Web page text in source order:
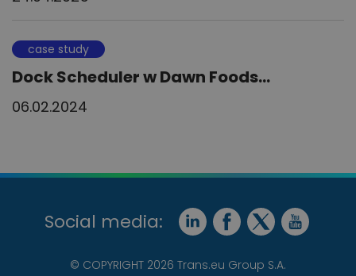
case study
Dock Scheduler w Dawn Foods...
06.02.2024
Social media:
© COPYRIGHT 2026 Trans.eu Group S.A.